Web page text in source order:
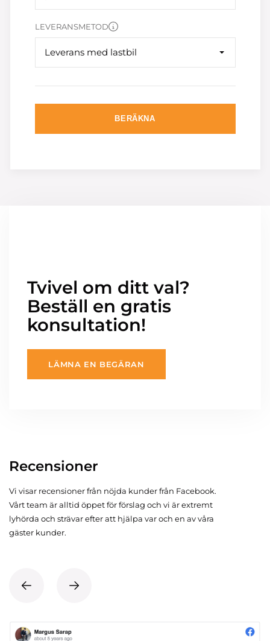
LEVERANSMETOD
Leverans med lastbil
BERÄKNA
Tvivel om ditt val?
Beställ en gratis
konsultation!
LÄMNA EN BEGÄRAN
Recensioner
Vi visar recensioner från nöjda kunder från Facebook.
Vårt team är alltid öppet för förslag och vi är extremt
lyhörda och strävar efter att hjälpa var och en av våra
gäster kunder.